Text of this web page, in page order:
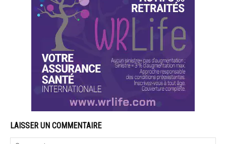
LAISSER UN COMMENTAIRE